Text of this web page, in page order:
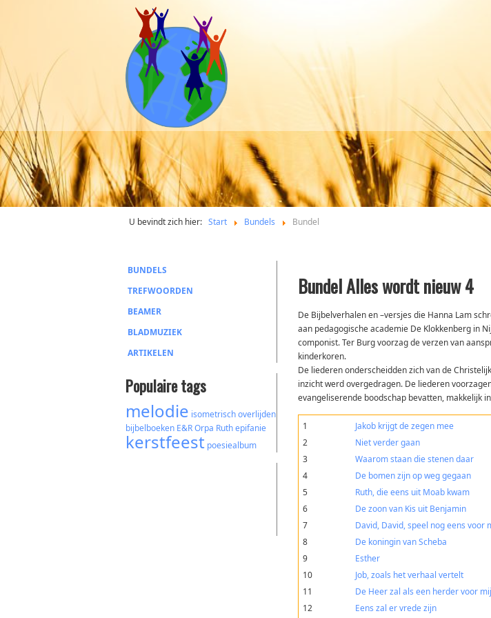
U bevindt zich hier: Start Bundels Bundel
BUNDELS
TREFWOORDEN
BEAMER
BLADMUZIEK
ARTIKELEN
Populaire tags
melodie isometrischoverlijden
bijbelboeken E&ROrpa Ruthepifanie
kerstfeest poesiealbum
Bundel Alles wordt nieuw 4
De Bijbelverhalen en –versjes die Hanna Lam
aan pedagogische academie De Klokkenberg in
componist. Ter Burg voorzag de verzen van
kinderkoren.
De liederen onderscheidden zich van de
inzicht werd overgedragen. De liederen
evangeliserende boodschap bevatten, makkelijk
1
Jakob krijgt de zegen mee
2
Niet verder gaan
3
Waarom staan die stenen daar
4
De bomen zijn op weg gegaan
5
Ruth, die eens uit Moab kwam
6
De zoon van Kis uit Benjamin
7
David, David, speel nog eens voor
8
De koningin van Scheba
9
Esther
10
Job, zoals het verhaal vertelt
11
De Heer zal als een herder voor
12
Eens zal er vrede zijn